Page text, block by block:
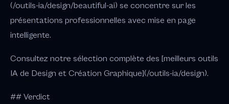
(/outils-ia/design/beautiful-ai) se concentre sur les
présentations professionnelles avec mise en page
intelligente.
Consultez notre sélection complète des [meilleurs outils
IA de Design et Création Graphique](/outils-ia/design).
## Verdict